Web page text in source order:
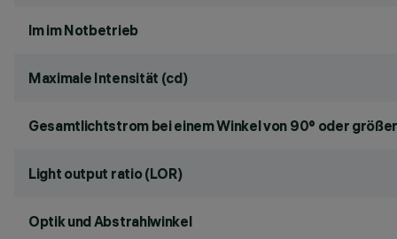
lm im Notbetrieb
Maximale Intensität (cd)
Gesamtlichtstrom bei einem Winkel von 90° oder
Light output ratio (LOR)
Optik und Abstrahlwinkel